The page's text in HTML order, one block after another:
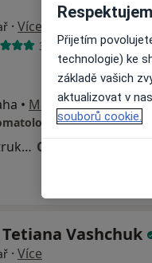
· Více
319 názorů
• Mapa
Celokeramická konstrukce CEREC- Inlay, Onlay, Overlay na počkání Cena nebyla
Tetiana Vashchuk
· Více
Přijetím
technologie) ke
základě vašich
aktualizovat v
souborů cookie.